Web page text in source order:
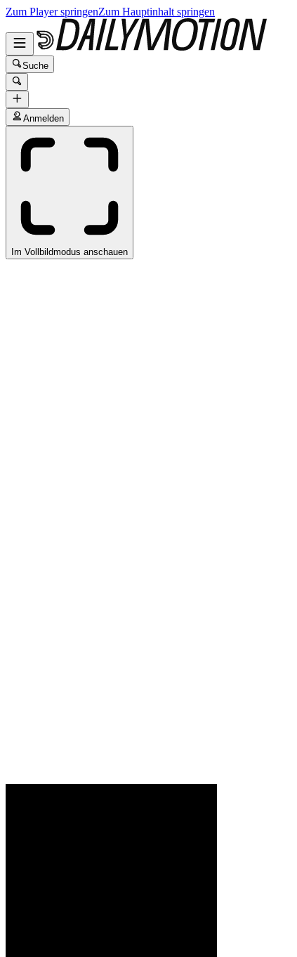
Zum Player springenZum Hauptinhalt springen
Suche
Anmelden
Im Vollbildmodus anschauen